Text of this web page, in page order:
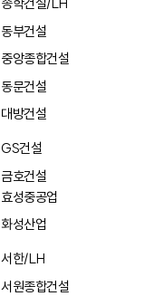
동부건설
중앙종합건설
동문건설
대방건설
GS건설
금호건설
효성중공업
화성산업
서한/LH
서원종합건설